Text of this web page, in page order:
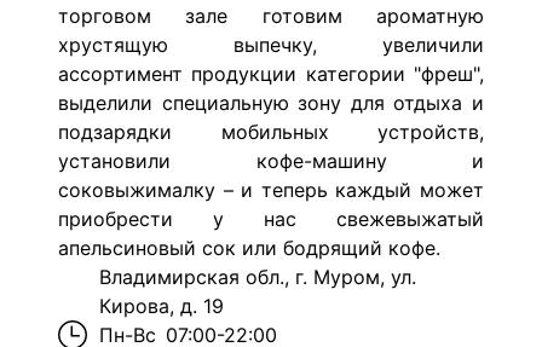
торговом зале готовим ароматную
хрустящую выпечку, увеличили
ассортимент продукции категории "фреш",
выделили специальную зону для отдыха и
подзарядки мобильных устройств,
установили кофе-машину и
соковыжималку – и теперь каждый может
приобрести у нас свежевыжатый
апельсиновый сок или бодрящий кофе.
Владимирская обл., г. Муром, ул.
Кирова, д. 19
Пн-Вс 07:00-22:00